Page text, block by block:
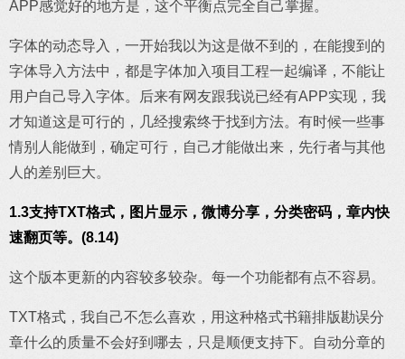
APP感觉好的地方是，这个平衡点完全自己掌握。
字体的动态导入，一开始我以为这是做不到的，在能搜到的
字体导入方法中，都是字体加入项目工程一起编译，不能让
用户自己导入字体。后来有网友跟我说已经有APP实现，我
才知道这是可行的，几经搜索终于找到方法。有时候一些事
情别人能做到，确定可行，自己才能做出来，先行者与其他
人的差别巨大。
1.3支持TXT格式，图片显示，微博分享，分类密码，章内快
速翻页等。(8.14)
这个版本更新的内容较多较杂。每一个功能都有点不容易。
TXT格式，我自己不怎么喜欢，用这种格式书籍排版勘误分
章什么的质量不会好到哪去，只是顺便支持下。自动分章的